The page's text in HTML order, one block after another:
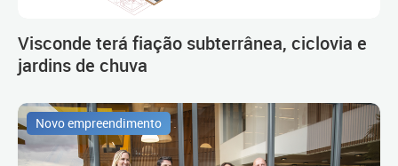
Visconde terá fiação subterrânea, ciclovia e
jardins de chuva
Novo empreendimento